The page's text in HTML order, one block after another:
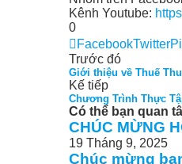
Kênh Youtube:
0
FacebookTwitter
Trước đó
Giới thiệu về Thuế
Kế tiếp
Chương Trình Thực
Có thể bạn quan
CHÚC MỪNG
19 Tháng 9, 2025
Chúc mừng